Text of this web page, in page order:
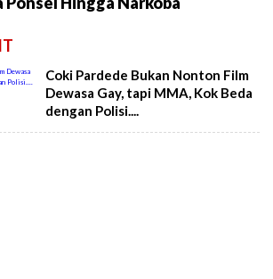
Coki Pardede Bukan Nonton Film
Dewasa Gay, tapi MMA, Kok Beda
dengan Polisi....